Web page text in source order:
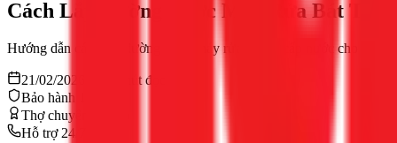
Cách Lắp Đường Nước Máy Rửa Bát Tại
Hướng dẫn cách lắp đường nước máy rửa bát và cấp nước cho
21/02/2026
phút đọc
Bảo hành 12 tháng
Thợ chuyên nghiệp
Hỗ trợ 24/7